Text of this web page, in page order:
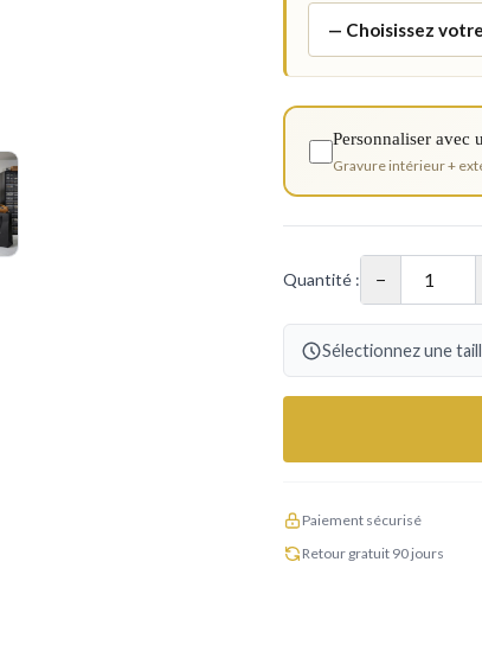
Personnaliser avec
Gravure intérieur +
Quantité : −
Sélectionnez une
Paiement sécurisé
Retour gratuit 90 jours